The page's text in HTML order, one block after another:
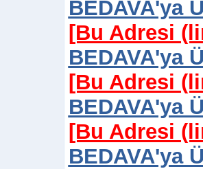
BEDAVA'ya
[Bu Adresi
BEDAVA'ya
[Bu Adresi
BEDAVA'ya
[Bu Adresi
BEDAVA'ya